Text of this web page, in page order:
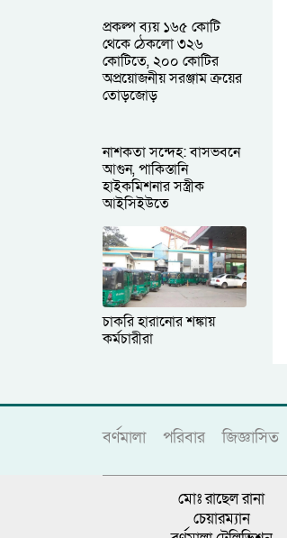
প্রকল্প ব্যয় ১৬৫ কোটি
থেকে ঠেকলো ৩২৬
কোটিতে, ২০০ কোটির
অপ্রয়োজনীয় সরঞ্জাম ক্রয়ের
তোড়জোড়
নাশকতা সন্দেহ: বাসভবনে
আগুন, পাকিস্তানি
হাইকমিশনার সস্ত্রীক
আইসিইউতে
চাকরি হারানোর শঙ্কায়
কর্মচারীরা
বর্ণমালা পরিবার জিজ্ঞাসিত
মোঃ রাছেল রানা
চেয়ারম্যান